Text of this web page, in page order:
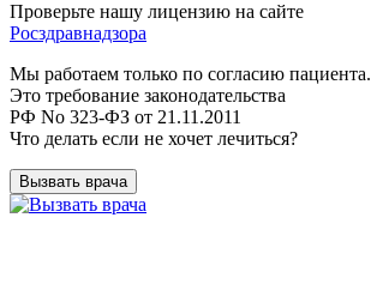
Проверьте нашу лицензию на сайте
Росздравнадзора
Мы работаем только по согласию пациента.
Это требование законодательства
РФ No 323-ФЗ от 21.11.2011
Что делать если не хочет лечиться?
Вызвать врача